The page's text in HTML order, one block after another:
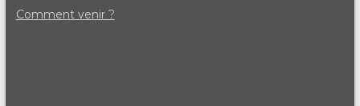
Comment venir ?